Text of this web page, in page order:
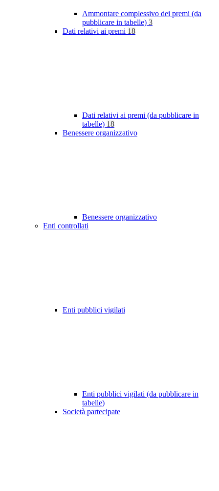
Ammontare complessivo dei premi (da
pubblicare in tabelle) 3
Dati relativi ai premi 18
Dati relativi ai premi (da pubblicare in
tabelle) 18
Benessere organizzativo
Benessere organizzativo
Enti controllati
Enti pubblici vigilati
Enti pubblici vigilati (da pubblicare in
tabelle)
Società partecipate